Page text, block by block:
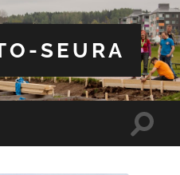
SEURA
Toggle